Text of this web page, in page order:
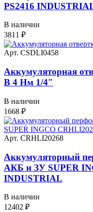
PS2416
В наличии
3811 ₽
Арт. CSDLI0458
Аккумуляторная
В 4 Нм 1/4″
В наличии
1668 ₽
Арт. CRHLI20268
Аккумуляторный
АКБ и ЗУ SUPER
INDUSTRIAL
В наличии
12402 ₽